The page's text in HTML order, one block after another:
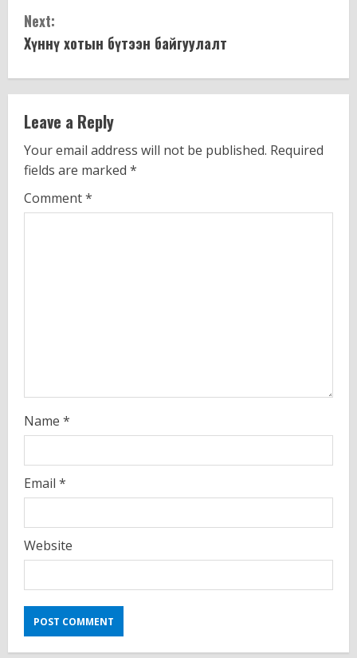
n
t
i
n
u
e
R
g
Next:
Хүннү хотын бүтээн байгуулалт
Leave a Reply
Your email address will not be published. Required
fields are marked *
Comment*
Name *
Email *
Website